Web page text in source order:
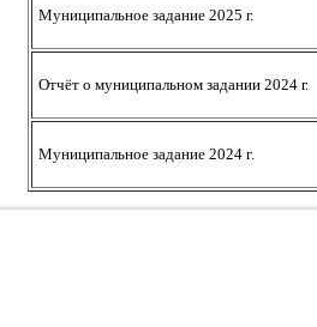
Муниципальное задание 2025 г.
Отчёт о муниципальном задании 2024 г.
Муниципальное задание 2024 г.